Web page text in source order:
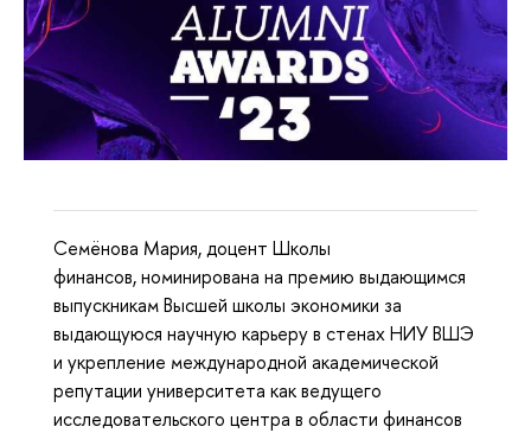
Семёнова Мария, доцент Школы
финансов, номинирована на премию выдающимся
выпускникам Высшей школы экономики за
выдающуюся научную карьеру в стенах НИУ ВШЭ
и укрепление международной академической
репутации университета как ведущего
исследовательского центра в области финансов